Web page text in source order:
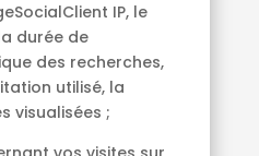
IP, le
durée de
des recherches,
utilisé, la
visualisées ;